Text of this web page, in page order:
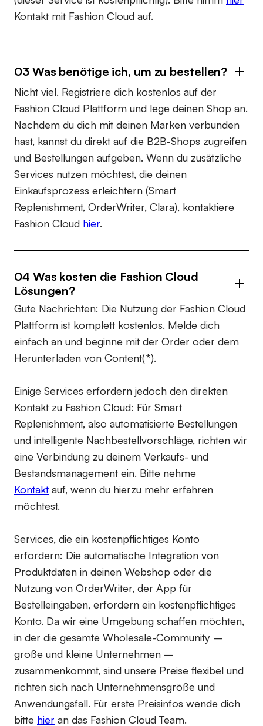
Kontakt mit Fashion Cloud auf.
03 Was benötige ich, um zu bestellen?
Nicht viel. Registriere dich kostenlos auf der
Fashion Cloud Plattform und lege deinen Shop an.
Nachdem du dich mit deinen Marken verbunden
hast, kannst du direkt auf die B2B-Shops zugreifen
und Bestellungen aufgeben. Wenn du zusätzliche
Services nutzen möchtest, die deinen
Einkaufsprozess erleichtern (Smart
Replenishment, OrderWriter, Clara), kontaktiere
Fashion Cloud hier.
04 Was kosten die Fashion Cloud
Lösungen?
Gute Nachrichten: Die Nutzung der Fashion Cloud
Plattform ist komplett kostenlos. Melde dich
einfach an und beginne mit der Order oder dem
Herunterladen von Content(*).
Einige Services erfordern jedoch den direkten
Kontakt zu Fashion Cloud: Für Smart
Replenishment, also automatisierte Bestellungen
und intelligente Nachbestellvorschläge, richten wir
eine Verbindung zu deinem Verkaufs- und
Bestandsmanagement ein. Bitte nehme
Kontakt auf, wenn du hierzu mehr erfahren
möchtest.
Services, die ein kostenpflichtiges Konto
erfordern: Die automatische Integration von
Produktdaten in deinen Webshop oder die
Nutzung von OrderWriter, der App für
Bestelleingaben, erfordern ein kostenpflichtiges
Konto. Da wir eine Umgebung schaffen möchten,
in der die gesamte Wholesale-Community –
große und kleine Unternehmen –
zusammenkommt, sind unsere Preise flexibel und
richten sich nach Unternehmensgröße und
Anwendungsfall. Für erste Preisinfos wende dich
bitte hier an das Fashion Cloud Team.